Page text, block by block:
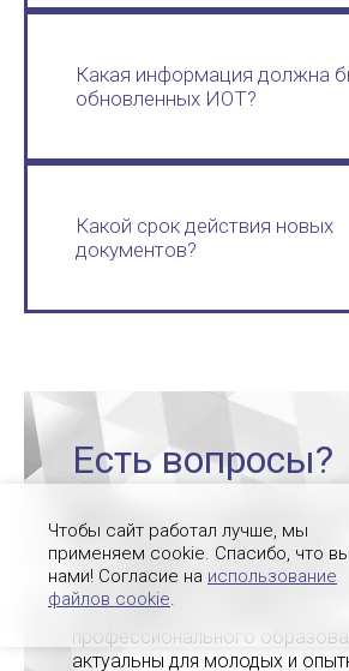
Какая информация должна
обновленных ИОТ?
Какой срок действия новых
документов?
Есть вопросы?
соответствии с действующим
законодательством
Федерации. На сегодняшний
программы дополнительного
профессионального
актуальны для молодых и
Чтобы сайт работал лучше, мы
применяем cookie. Спасибо, что
нами! Согласие на использование
файлов cookie.